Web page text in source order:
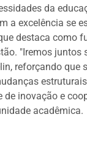
da
a excelência se
destaca como
"Iremos juntos
reforçando que
de inovação e
acadêmica.